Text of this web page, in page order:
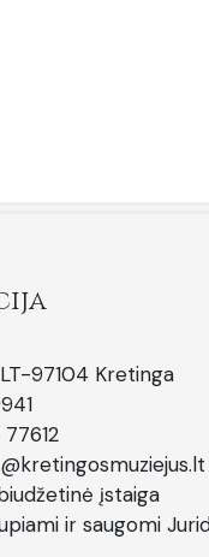
97104 Kretinga
įstaiga
ir saugomi